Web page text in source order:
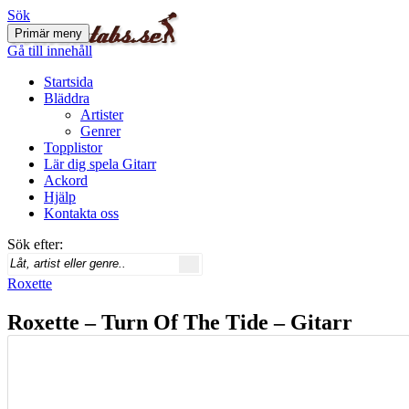
Svenskatabs.se
Sök
Primär meny
Gå till innehåll
Startsida
Bläddra
Artister
Genrer
Topplistor
Lär dig spela Gitarr
Ackord
Hjälp
Kontakta oss
Sök efter:
Roxette
Roxette – Turn Of The Tide – Gitarr